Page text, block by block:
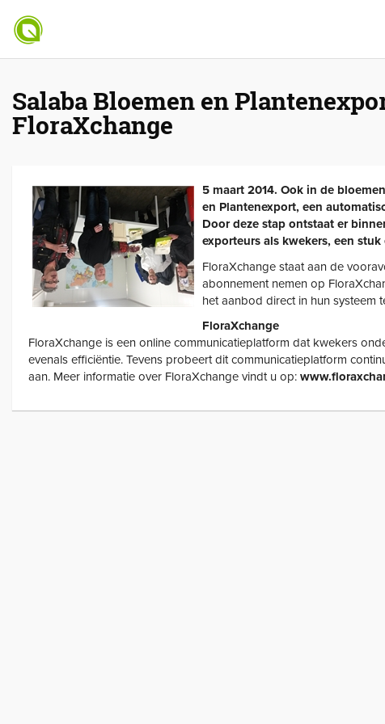
Salaba Bloemen en
FloraXchange
5 maart 2014. Ook in de
en Plantenexport, een
Door deze stap ontstaat er
exporteurs als kwekers, een
FloraXchange staat aan de
abonnement nemen op
het aanbod direct in hun systeem
FloraXchange
FloraXchange is een online communicatieplatform dat kwekers
evenals efficiëntie. Tevens probeert dit communicatieplatform
aan. Meer informatie over FloraXchange vindt u op: